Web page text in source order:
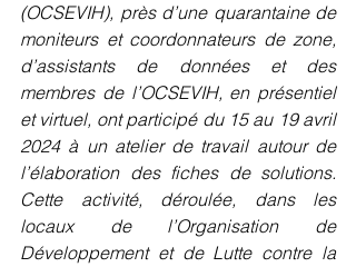
(OCSEVIH), près d’une quarantaine de
moniteurs et coordonnateurs de zone,
d’assistants de données et des
membres de l’OCSEVIH, en présentiel
et virtuel, ont participé du 15 au 19 avril
2024 à un atelier de travail autour de
l’élaboration des fiches de solutions.
Cette activité, déroulée, dans les
locaux de l’Organisation de
Développement et de Lutte contre la